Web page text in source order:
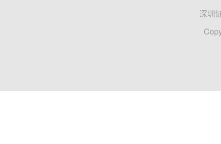
深圳